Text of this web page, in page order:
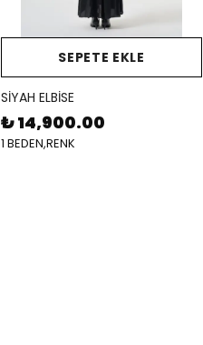
SEPETE EKLE
SİYAH ELBİSE
₺ 14,900.00
1 BEDEN,RENK